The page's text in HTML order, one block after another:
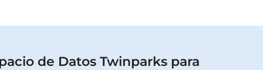
de Datos Twinparks para